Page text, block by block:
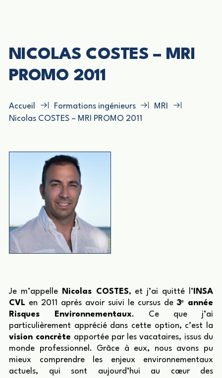
NICOLAS COSTES – MRI
PROMO 2011
Accueil Formations ingénieurs
MRI
Nicolas COSTES – MRI PROMO 2011
Je m’appelle Nicolas COSTES, et j’ai quitté l’ INSA
CVL en 2011 après avoir suivi le cursus de 3ᵉ année
Risques Environnementaux. Ce que j’ai
particulièrement apprécié dans cette option, c’est la
vision concrète apportée par les vacataires, issus du
monde professionnel. Grâce à eux, nous avons pu
mieux comprendre les enjeux environnementaux
actuels, qui sont aujourd’hui au cœur des